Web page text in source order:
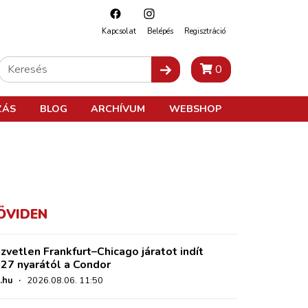
Kapcsolat Belépés Regisztráció
0
BLOG ARCHÍVUM WEBSHOP
Frankfurt–Chicago járatot indít
nyarától a Condor
· 2026.08.06. 11:50